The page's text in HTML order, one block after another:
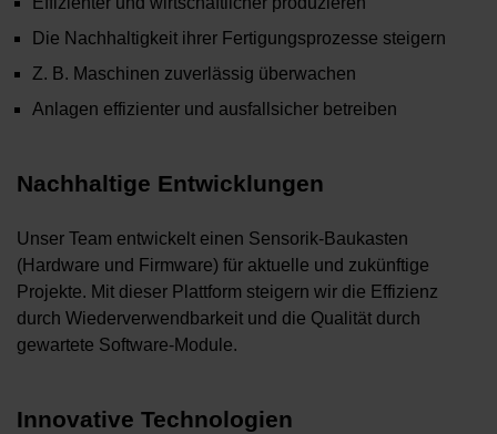
Die Nachhaltigkeit ihrer Fertigungsprozesse steigern
Z. B. Maschinen zuverlässig überwachen
Anlagen effizienter und ausfallsicher betreiben
Nachhaltige Entwicklungen
Unser Team entwickelt einen Sensorik-Baukasten
(Hardware und Firmware) für aktuelle und zukünftige
Projekte. Mit dieser Plattform steigern wir die Effizienz
durch Wiederverwendbarkeit und die Qualität durch
gewartete Software-Module.
Innovative Technologien